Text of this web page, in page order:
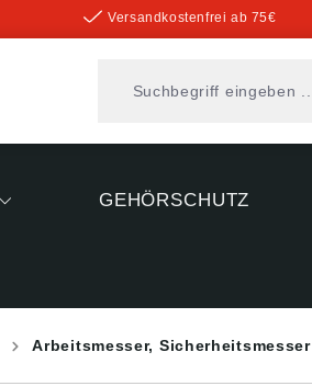
Versandkostenfrei ab 75€
GEHÖRSCHUTZ
Arbeitsmesser, Sicherheitsmesser